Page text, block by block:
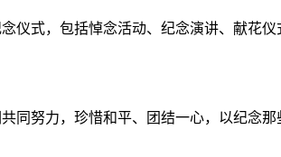
仪式，包括悼念活动、纪念演讲、献花
同努力，珍惜和平、团结一心，以纪念那